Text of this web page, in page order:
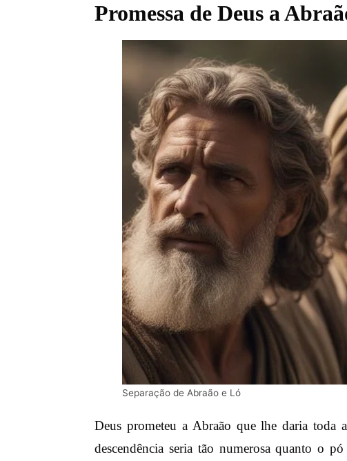
Promessa de Deus a
Separação de Abraão e Ló
Deus prometeu a Abraão que lhe daria toda
descendência seria tão numerosa quanto o